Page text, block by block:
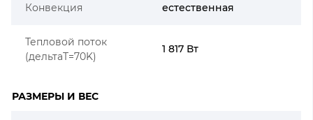
Конвекция естественная
Тепловой поток
(дельтаT=70K)
1 817 Вт
РАЗМЕРЫ И ВЕС